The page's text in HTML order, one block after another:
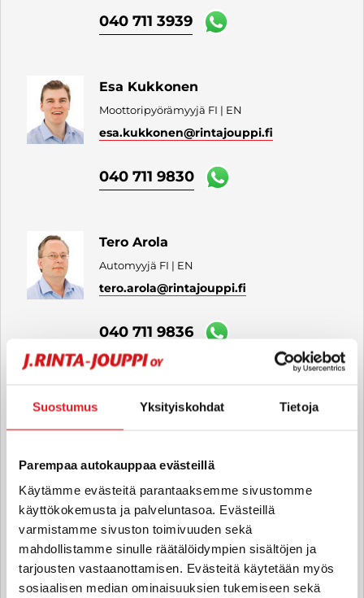
Suostumus Yksityiskohdat Tietoja
Parempaa autokauppaa evästeillä
Käytämme evästeitä parantaaksemme sivustomme
käyttökokemusta ja palveluntasoa. Evästeillä
varmistamme sivuston toimivuuden sekä
mahdollistamme sinulle räätälöidympien sisältöjen ja
tarjousten vastaanottamisen. Evästeitä käytetään myös
sosiaalisen median ominaisuuksien tukemiseen sekä
040 711 3939
Esa Kukkonen
Moottoripyörämyyjä FI | EN
esa.kukkonen@rintajouppi.fi
040 711 9830
Tero Arola
Automyyjä FI | EN
tero.arola@rintajouppi.fi
040 711 9836
040 711 9839
Tero Mäkinen
Automyyjä FI